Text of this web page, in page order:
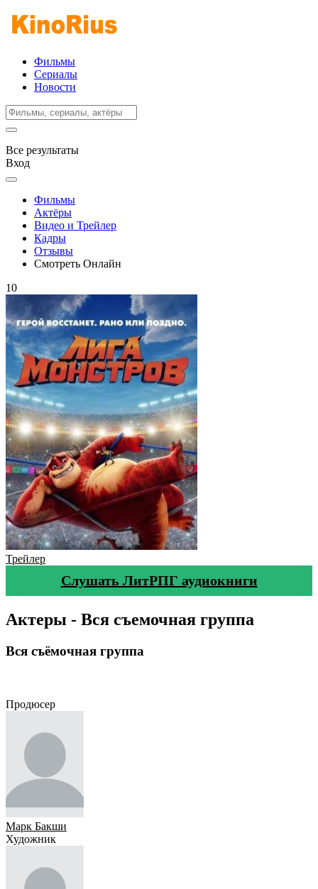
Фильмы
Сериалы
Новости
Все результаты
Вход
Фильмы
Актёры
Видео и Трейлер
Кадры
Отзывы
Смотреть Онлайн
10
Трейлер
Слушать ЛитРПГ аудиокниги
Актеры - Вся съемочная группа
Вся съёмочная группа
Продюсер
Марк Бакши
Художник